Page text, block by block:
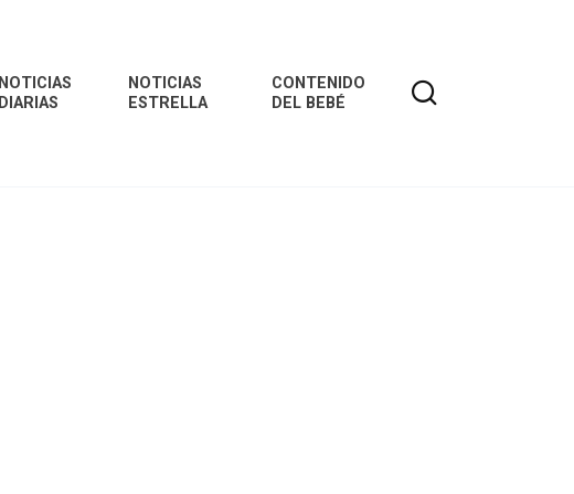
NOTICIAS
DIARIAS
NOTICIAS
ESTRELLA
CONTENIDO
DEL BEBÉ